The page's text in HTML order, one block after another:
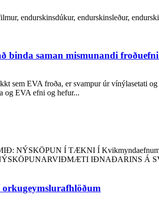
endurskinsdúkur, endurskinsleður,
binda saman mismunandi
sem EVA froða, er svampur úr vínýlasetati
og EVA efni og hefur...
NÝSKÖPUN Í TÆKNI Í
IÐNAÐARINS Á